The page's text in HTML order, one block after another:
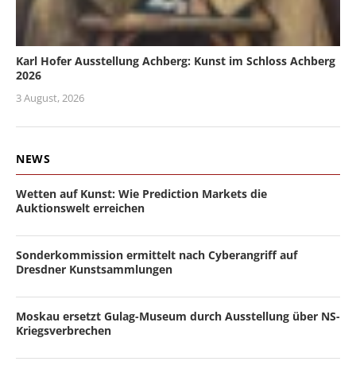
Karl Hofer Ausstellung Achberg: Kunst im Schloss Achberg
2026
3 August, 2026
NEWS
Wetten auf Kunst: Wie Prediction Markets die
Auktionswelt erreichen
Sonderkommission ermittelt nach Cyberangriff auf
Dresdner Kunstsammlungen
Moskau ersetzt Gulag-Museum durch Ausstellung über NS-
Kriegsverbrechen